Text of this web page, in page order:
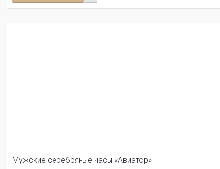
Мужские серебряные часы «Авиатор»